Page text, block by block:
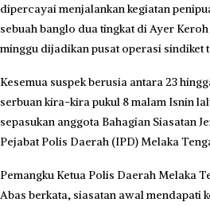
dipercayai menjalankan kegiatan
sebuah banglo dua tingkat di Ayer
minggu dijadikan pusat operasi sindiket
Kesemua suspek berusia antara 23
serbuan kira-kira pukul 8 malam Isnin
sepasukan anggota Bahagian Siasatan
Pejabat Polis Daerah (IPD) Melaka
Pemangku Ketua Polis Daerah Melaka
Abas berkata, siasatan awal mendapati